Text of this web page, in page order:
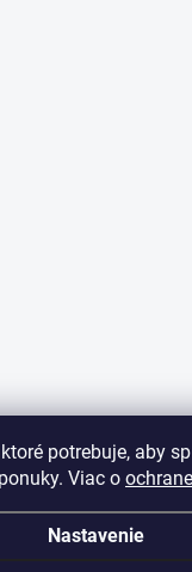
potrebuje, aby
Viac o
Nastavenie